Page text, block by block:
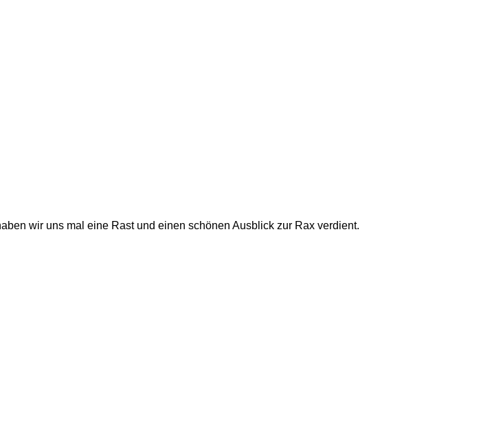
wir uns mal eine Rast und einen schönen Ausblick zur Rax verdient.